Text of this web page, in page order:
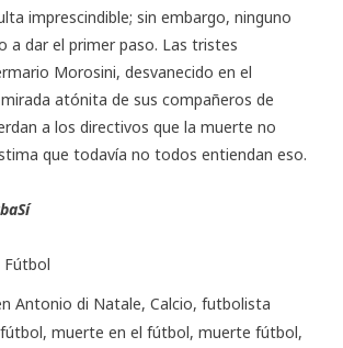
imprescindible; sin embargo, ninguno
a dar el primer paso. Las tristes
Morosini, desvanecido en el
atónita de sus compañeros de
a los directivos que la muerte no
que todavía no todos entiendan eso.
Fútbol
Antonio di Natale, Calcio, futbolista
, muerte en el fútbol, muerte fútbol,